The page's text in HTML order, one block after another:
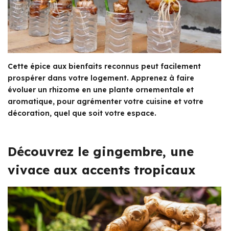
Cette épice aux bienfaits reconnus peut facilement
prospérer dans votre logement. Apprenez à faire
évoluer un rhizome en une plante ornementale et
aromatique, pour agrémenter votre cuisine et votre
décoration, quel que soit votre espace.
Découvrez le gingembre, une
vivace aux accents tropicaux